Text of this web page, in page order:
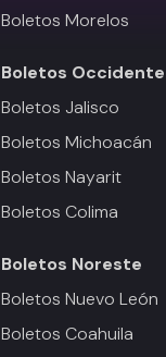
Boletos Morelos
Boletos Occidente
Boletos Jalisco
Boletos Michoacán
Boletos Nayarit
Boletos Colima
Boletos Noreste
Boletos Nuevo León
Boletos Coahuila